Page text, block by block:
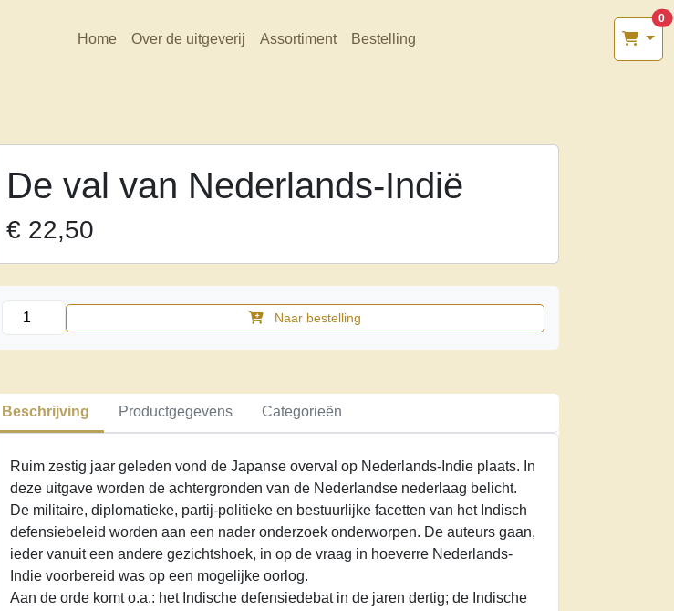
Home Over de uitgeverij Assortiment Bestelling
0
De val van Nederlands-Indië
€ 22,50
val
van
Indië
aantal
Naar bestelling
Beschrijving Productgegevens Categorieën
Ruim zestig jaar geleden vond de Japanse overval op Nederlands-Indie plaats. In
deze uitgave worden de achtergronden van de Nederlandse nederlaag belicht.
De militaire, diplomatieke, partij-politieke en bestuurlijke facetten van het Indisch
defensiebeleid worden aan een nader onderzoek onderworpen. De auteurs gaan,
ieder vanuit een andere gezichtshoek, in op de vraag in hoeverre Nederlands-
Indie voorbereid was op een mogelijke oorlog.
Aan de orde komt o.a.: het Indische defensiedebat in de jaren dertig; de Indische